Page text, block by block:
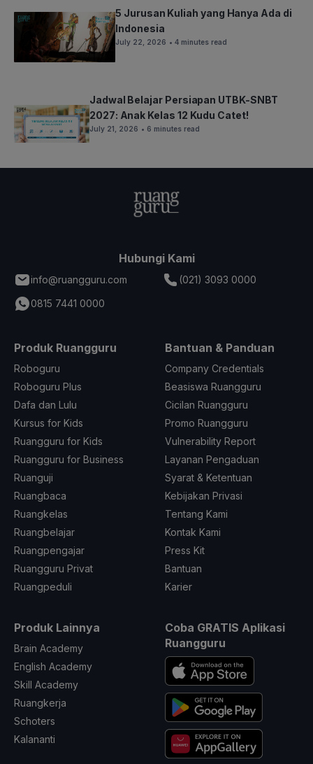
5 Jurusan Kuliah yang Hanya Ada di
Indonesia
July 22, 2026 • 4 minutes read
Jadwal Belajar Persiapan UTBK-SNBT
2027: Anak Kelas 12 Kudu Catet!
July 21, 2026 • 6 minutes read
Hubungi Kami
info@ruangguru.com
(021) 3093 0000
0815 7441 0000
Produk Ruangguru
Roboguru
Roboguru Plus
Dafa dan Lulu
Kursus for Kids
Ruangguru for Kids
Ruangguru for Business
Ruanguji
Ruangbaca
Ruangkelas
Ruangbelajar
Ruangpengajar
Ruangguru Privat
Ruangpeduli
Bantuan & Panduan
Company Credentials
Beasiswa Ruangguru
Cicilan Ruangguru
Promo Ruangguru
Vulnerability Report
Layanan Pengaduan
Syarat & Ketentuan
Kebijakan Privasi
Tentang Kami
Kontak Kami
Press Kit
Bantuan
Karier
Produk Lainnya
Brain Academy
English Academy
Skill Academy
Ruangkerja
Schoters
Kalananti
Coba GRATIS Aplikasi
Ruangguru